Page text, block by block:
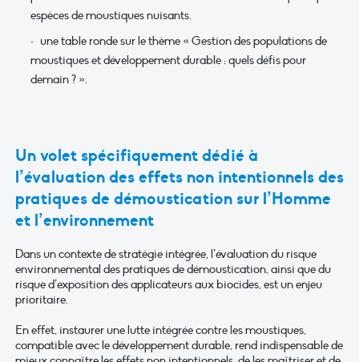
espèces de moustiques nuisants.
une table ronde sur le thème « Gestion des populations de
moustiques et développement durable : quels défis pour
demain ? ».
Un volet spécifiquement dédié à
l’évaluation des effets non intentionnels des
pratiques de démoustication sur l’Homme
et l’environnement
Dans un contexte de stratégie intégrée, l’évaluation du risque
environnemental des pratiques de démoustication, ainsi que du
risque d’exposition des applicateurs aux biocides, est un enjeu
prioritaire.
En effet, instaurer une lutte intégrée contre les moustiques,
compatible avec le développement durable, rend indispensable de